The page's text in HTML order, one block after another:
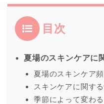
目次
夏場のスキンケアに
夏場のスキンケア
スキンケアに関す
季節によって変わ